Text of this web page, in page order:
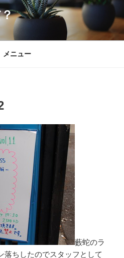
メニュー
藪蛇のラ
落ちしたのでスタッフとして